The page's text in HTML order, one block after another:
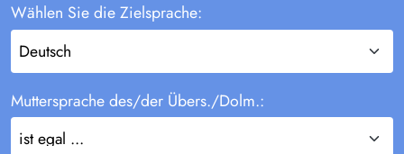
Wählen Sie die Zielsprache:
Muttersprache des/der Übers./Dolm.: